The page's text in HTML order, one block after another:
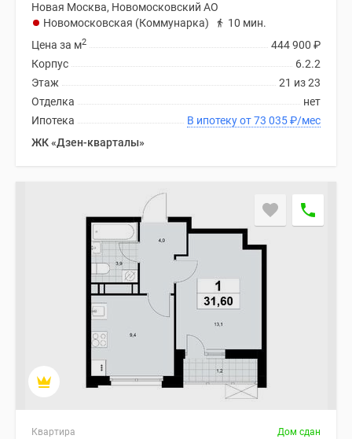
Новая Москва, Новомосковский АО
Новомосковская (Коммунарка)
10 мин.
444 900 ₽
Цена за м2
6.2.2
Корпус
21 из 23
Этаж
нет
Отделка
В ипотеку от 73 035₽/мес
Ипотека
ЖК «Дзен-кварталы»
Квартира Дом сдан